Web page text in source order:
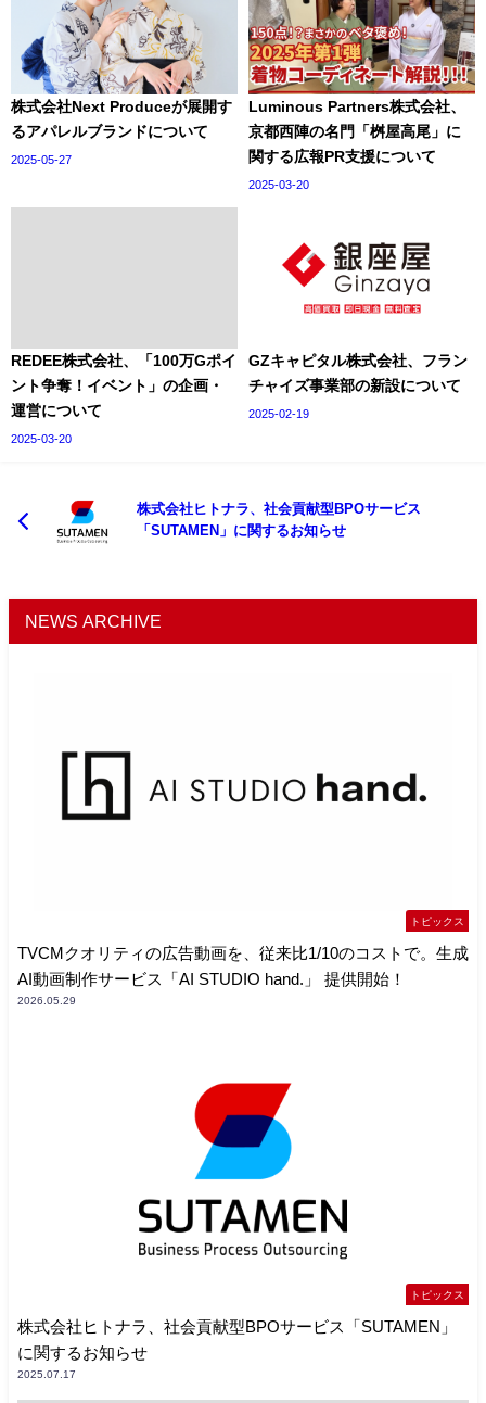
株式会社Next Produceが展開す
るアパレルブランドについて
2025-05-27
Luminous Partners株式会社、
京都西陣の名門「桝屋高尾」に
関する広報PR支援について
2025-03-20
REDEE株式会社、「100万Gポイ
ント争奪！イベント」の企画・
運営について
2025-03-20
GZキャピタル株式会社、フラン
チャイズ事業部の新設について
2025-02-19
株式会社ヒトナラ、社会貢献型BPOサービス
「SUTAMEN」に関するお知らせ
NEWS ARCHIVE
トピックス
TVCMクオリティの広告動画を、従来比1/10のコストで。生成
AI動画制作サービス「AI STUDIO hand.」 提供開始！
2026.05.29
トピックス
株式会社ヒトナラ、社会貢献型BPOサービス「SUTAMEN」
に関するお知らせ
2025.07.17